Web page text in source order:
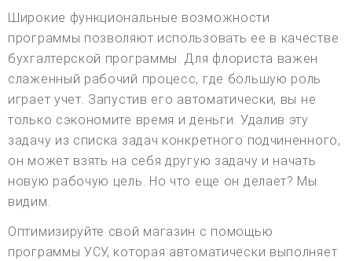
Широкие функциональные возможности
программы позволяют использовать ее в качестве
бухгалтерской программы. Для флориста важен
слаженный рабочий процесс, где большую роль
играет учет. Запустив его автоматически, вы не
только сэкономите время и деньги. Удалив эту
задачу из списка задач конкретного подчиненного,
он может взять на себя другую задачу и начать
новую рабочую цель. Но что еще он делает? Мы
видим.
Оптимизируйте свой магазин с помощью
программы УСУ, которая автоматически выполняет